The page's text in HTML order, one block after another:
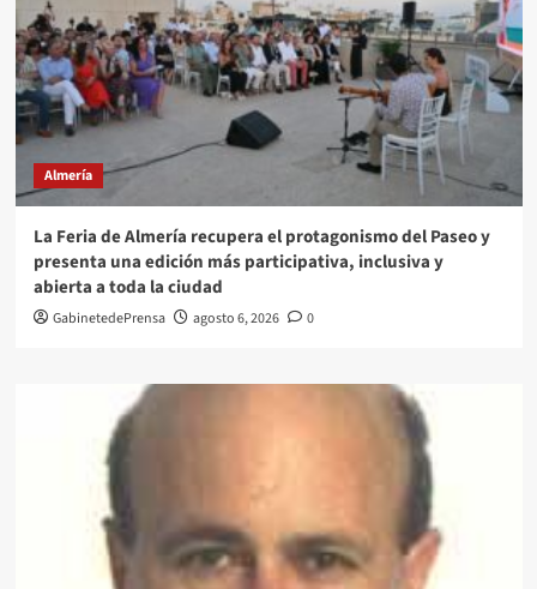
Almería
La Feria de Almería recupera el protagonismo del Paseo y
presenta una edición más participativa, inclusiva y
abierta a toda la ciudad
GabinetedePrensa agosto 6, 2026 0